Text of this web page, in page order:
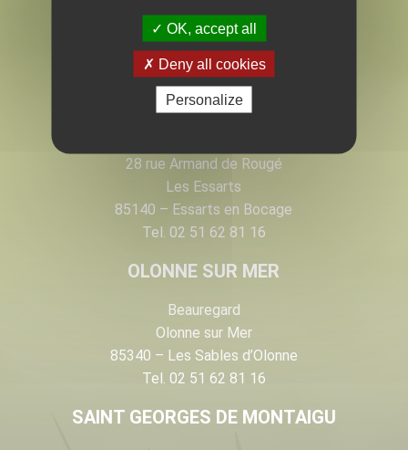
PAYSAGISTE & PEPINÉRISTE
EN VENDÉE
28 rue Armand de Rougé
Les Essarts
85140 – Essarts en Bocage
Tel. 02 51 62 81 16
OLONNE SUR MER
Beauregard
Olonne sur Mer
85340 – Les Sables d’Olonne
Tel. 02 51 62 81 16
SAINT GEORGES DE MONTAIGU
OK, accept all
Deny all cookies
Personalize